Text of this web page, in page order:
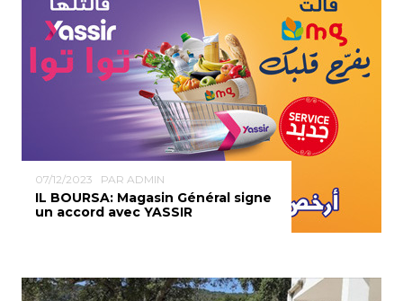
07/12/2023 PAR ADMIN
IL BOURSA: Magasin Général signe
un accord avec YASSIR